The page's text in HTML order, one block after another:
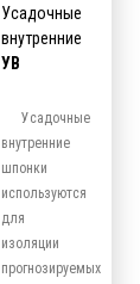
Усадочные
внутренние
УВ
Усадочные
внутренние
шпонки
используются
для
изоляции
прогнозируемых